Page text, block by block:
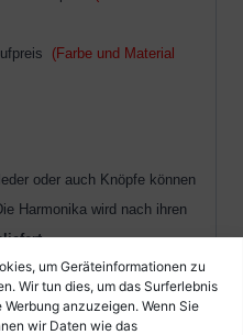
um Geräteinformationen zu
Wir tun dies, um das Surferlebnis
anzuzeigen. Wenn Sie
wir Daten wie das
(Farbe und Material
oder auch Knöpfe können
Harmonika wird nach ihren
Bassbodenleder